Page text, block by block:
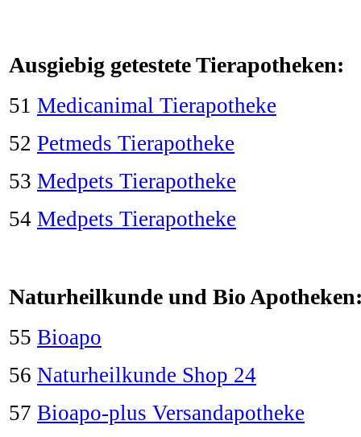
Ausgiebig getestete Tierapotheken:
51 Medicanimal Tierapotheke
52 Petmeds Tierapotheke
53 Medpets Tierapotheke
54 Medpets Tierapotheke
Naturheilkunde und Bio
55 Bioapo
56 Naturheilkunde Shop 24
57 Bioapo-plus Versandapotheke